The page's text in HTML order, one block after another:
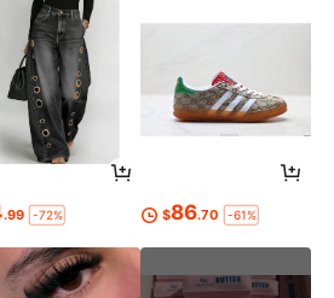
.99 -72% $86.70 -61%